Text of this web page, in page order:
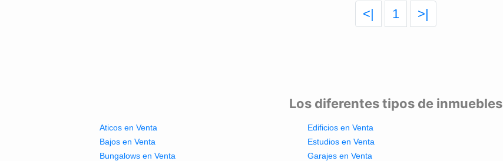
<| 1 >|
Los diferentes tipos de inmuebles
Aticos en Venta
Bajos en Venta
Bungalows en Venta
Edificios en Venta
Estudios en Venta
Garajes en Venta